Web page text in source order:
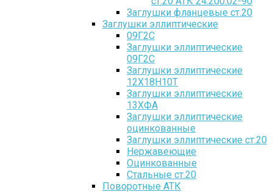
Заглушки фланцевые ст.20
Заглушки эллиптические
09Г2С
Заглушки эллиптические
09Г2С
Заглушки эллиптические
12Х18Н10Т
Заглушки эллиптические
13ХФА
Заглушки эллиптические
оцинкованные
Заглушки эллиптические ст.20
Нержавеющие
Оцинкованные
Стальные ст.20
Поворотные АТК